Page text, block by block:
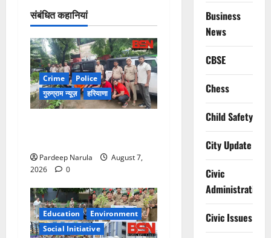
संबंधित कहानियां
Crime
Police
गुरुग्राम न्यूज़
हरियाणा
Pardeep Narula
August 7,
2026
0
Education
Environment
Social Initiative
Business
News
CBSE
Chess
Child Safety
City Update
Civic
Administration
Civic Issues